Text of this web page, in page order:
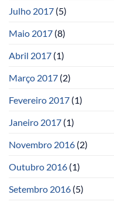
Julho 2017 (5)
Maio 2017 (8)
Abril 2017 (1)
Março 2017 (2)
Fevereiro 2017 (1)
Janeiro 2017 (1)
Novembro 2016 (2)
Outubro 2016 (1)
Setembro 2016 (5)